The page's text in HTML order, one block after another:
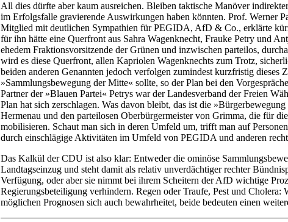
All dies dürfte aber kaum ausreichen. Bleiben taktische Manöver
im Erfolgsfalle gravierende Auswirkungen haben könnten. Prof. Werner
Mitglied mit deutlichen Sympathien für PEGIDA, AfD & Co., erklärte
für ihn hätte eine Querfront aus Sahra Wagenknecht, Frauke Petry und
ehedem Fraktionsvorsitzende der Grünen und inzwischen parteilos,
wird es diese Querfront, allen Kapriolen Wagenknechts zum Trotz,
beiden anderen Genannten jedoch verfolgen zumindest kurzfristig dieses
»Sammlungsbewegung der Mitte« sollte, so der Plan bei den
Partner der »Blauen Partei« Petrys war der Landesverband der Freien
Plan hat sich zerschlagen. Was davon bleibt, das ist die
Hermenau und den parteilosen Oberbürgermeister von Grimma, die für
mobilisieren. Schaut man sich in deren Umfeld um, trifft man auf
durch einschlägige Aktivitäten im Umfeld von PEGIDA und anderen
Das Kalkül der CDU ist also klar: Entweder die ominöse
Landtagseinzug und steht damit als relativ unverdächtiger rechter
Verfügung, oder aber sie nimmt bei ihrem Scheitern der AfD wichtige
Regierungsbeteiligung verhindern. Regen oder Traufe, Pest und Cholera:
möglichen Prognosen sich auch bewahrheitet, beide bedeuten einen